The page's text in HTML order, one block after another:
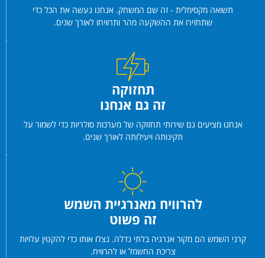
תשואה מקסימלית - זה שם המשחק. אנחנו נעשה את הכל כדי
שתחזירו את ההשקעה מהר ותרוויחו לאורך שנים.
תחזוקה
זה גם אנחנו
אנחנו מציעים גם שירותי תחזוקה של מערכות סולריות כדי לשמור על
תקינותה ויעילותה לאורך שנים.
להרוויח מאנרגיית השמש
זה פשוט
קרני השמש הם מקור אנרגיה בלתי נדלה. נצלו אותו כדי להקטין עלויות
צריכת החשמל או להרוויח.